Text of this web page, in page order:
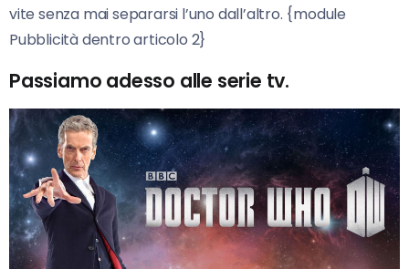
vite senza mai separarsi l’uno dall’altro. {module
Pubblicità dentro articolo 2}
Passiamo adesso alle serie tv.